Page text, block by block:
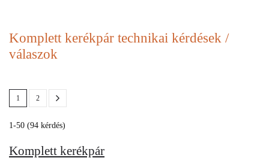
Komplett kerékpár technikai kérdések /
válaszok
1 2
1-50 (94 kérdés)
Komplett kerékpár